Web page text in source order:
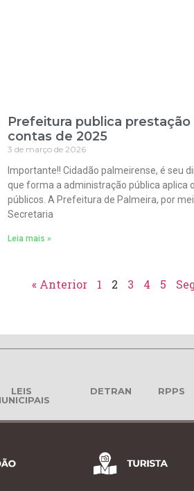
Prefeitura publica prestação
contas de 2025
3 de março de 2026
Importante!! Cidadão palmeirense, é seu
que forma a administração pública aplica
públicos. A Prefeitura de Palmeira, por
Secretaria
Leia mais »
« Anterior 1 2 3 4 5
LEIS
DETRAN RPPS